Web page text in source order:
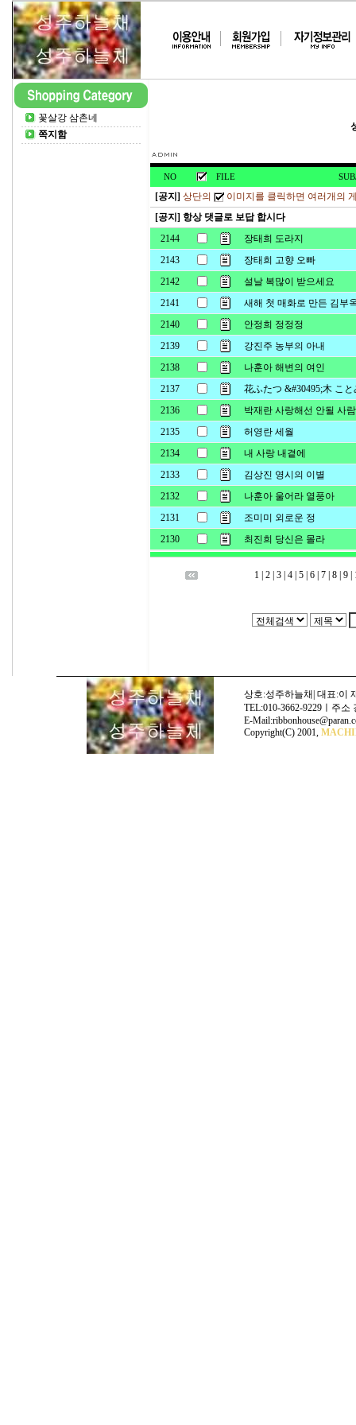
꽃살강 삼촌네
쪽지함
NO FILE
[공지] 상단의
이미지를 클릭하면 여러개의
[공지] 항상 댓글로 보답 합시다
2144
장태희 도라지
2143
장태희 고향 오빠
2142
설날 복많이 받으세요
2141
새해 첫 매화로 만든 김부
2140
안정희 정정정
2139
강진주 농부의 아내
2138
나훈아 해변의 여인
2137
花ふたつ &#30495;木 こと
2136
박재란 사랑해선 안될 사람
2135
허영란 세월
2134
내 사랑 내곁에
2133
김상진 영시의 이별
2132
나훈아 울어라 열풍아
2131
조미미 외로운 정
2130
최진희 당신은 몰라
1 | 2 | 3 | 4 | 5 | 6 | 7 | 8 | 9 |
상호:성주하늘채| 대표:이
TEL:010-3662-9229ㅣ주
E-
Copyright(C) 2001,